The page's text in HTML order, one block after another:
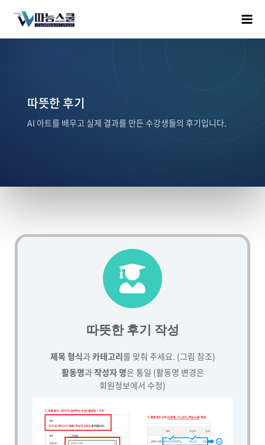
따뜻한 후기
AI 아트를 배우고 실제 결과를 만든 수강생들의 후기입니다.
따뜻한 후기 작성
제목 형식과카테고리를 맞춰 주세요. (그림 참조)
활동명과작성자 명은 통일 (활동명 변경은
회원정보에서 수정)